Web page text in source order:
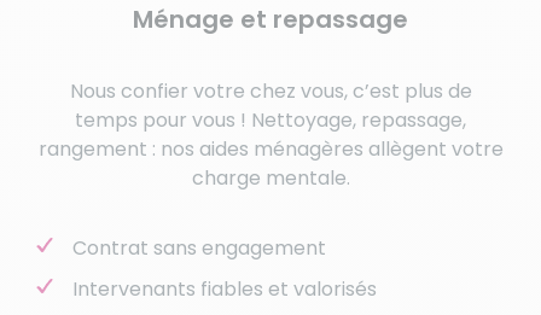
Ménage et repassage
Nous confier votre chez vous, c’est plus de
temps pour vous ! Nettoyage, repassage,
rangement : nos aides ménagères allègent votre
charge mentale.
Contrat sans engagement
Intervenants fiables et valorisés